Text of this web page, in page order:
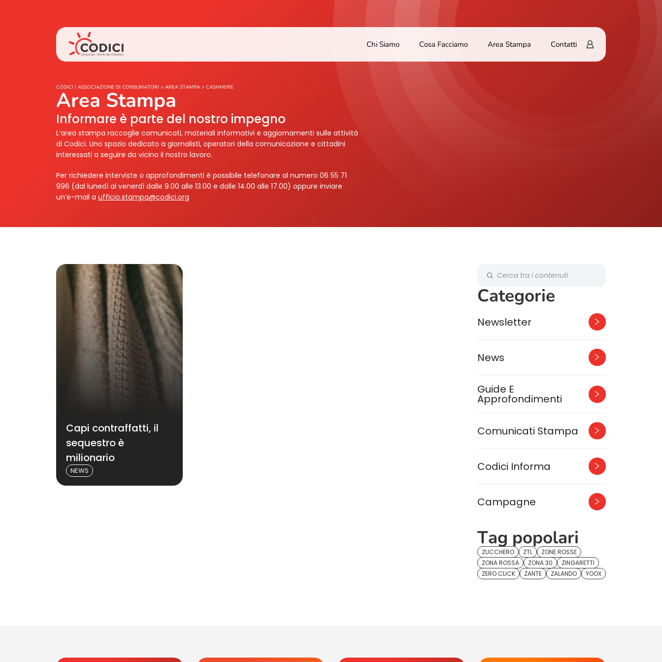
Chi Siamo Cosa Facciamo Area Stampa Contatti
CODICI | ASSOCIAZIONE DI CONSUMATORI > AREA STAMPA > CASHMERE
Area Stampa
Informare è parte del nostro impegno
L’area stampa raccoglie comunicati, materiali informativi e aggiornamenti sulle attività
di Codici. Uno spazio dedicato a giornalisti, operatori della comunicazione e cittadini
interessati a seguire da vicino il nostro lavoro.
Per richiedere interviste o approfondimenti è possibile telefonare al numero 06 55 71
996 (dal lunedì al venerdì dalle 9.00 alle 13.00 e dalle 14.00 alle 17.00) oppure inviare
un’e-mail a ufficio.stampa@codici.org
Capi contraffatti, il
sequestro è
milionario
NEWS
Categorie
Newsletter
News
Guide E
Approfondimenti
Comunicati Stampa
Codici Informa
Campagne
Tag popolari
ZUCCHERO ZTL
ZONE ROSSE
ZONA ROSSA
ZONA 30
ZINGARETTI
ZERO CLICK
ZANTE ZALANDO YOOX